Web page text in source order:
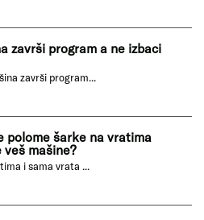
završi program a ne izbaci
završi program...
polome šarke na vratima
mašine?
i sama vrata ...